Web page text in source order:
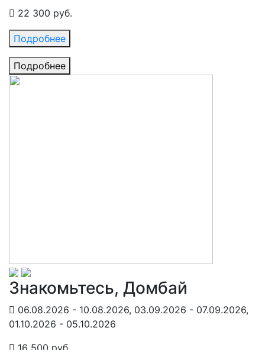
22 300 руб.
Подробнее
Подробнее
Знакомьтесь, Домбай
06.08.2026 - 10.08.2026, 03.09.2026 - 07.09.2026,
01.10.2026 - 05.10.2026
16 500 руб.